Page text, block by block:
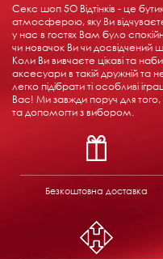
Секс шоп 5О Відтінків - це
атмосферою, яку Ви
у нас в гостях Вам було
чи новачок Ви чи досвідчений
Коли Ви вивчаєте цікаві та
аксесуари в такій дружній та
легко підібрати ті особливі
Вас! Ми завжди поруч для того,
та допомогти з вибором.
Безкоштовна доставка